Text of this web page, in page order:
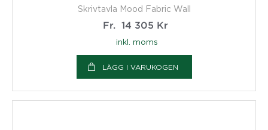
Skrivtavla Mood Fabric Wall
Fr.
14 305 Kr
inkl. moms
LÄGG I VARUKOGEN